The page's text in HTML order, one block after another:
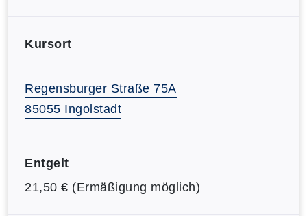
Kursort
Regensburger Straße 75A
85055 Ingolstadt
Entgelt
21,50 € (Ermäßigung möglich)